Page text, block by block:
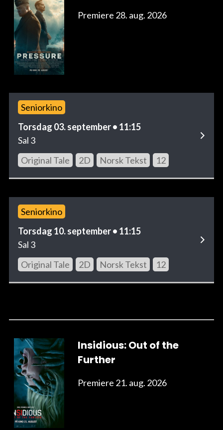
Premiere 28. aug. 2026
Seniorkino
Torsdag 03. september • 11:15
Sal 3
Original Tale
2D Norsk Tekst 12
Seniorkino
Torsdag 10. september • 11:15
Sal 3
Original Tale
2D Norsk Tekst 12
Insidious: Out of the
Further
Premiere 21. aug. 2026